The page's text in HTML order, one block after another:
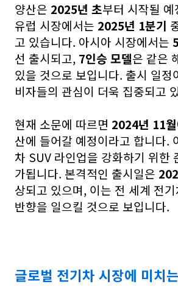
양산은 2025년 초부터 시작될
유럽 시장에서는 2025년 1분기
고 있습니다. 아시아 시장에서는
선 출시되고, 7인승 모델은 같은
있을 것으로 보입니다. 출시 일정
비자들의 관심이 더욱 집중되고
현재 소문에 따르면 2024년 11월
산에 들어갈 예정이라고 합니다.
차 SUV 라인업을 강화하기 위한
가됩니다. 본격적인 출시일은
상되고 있으며, 이는 전 세계 전
반향을 일으킬 것으로 보입니다.
글로벌 전기차 시장에 미치